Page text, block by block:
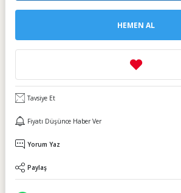
HEMEN AL
Tavsiye Et
Fiyatı Düşünce Haber Ver
Yorum Yaz
Paylaş